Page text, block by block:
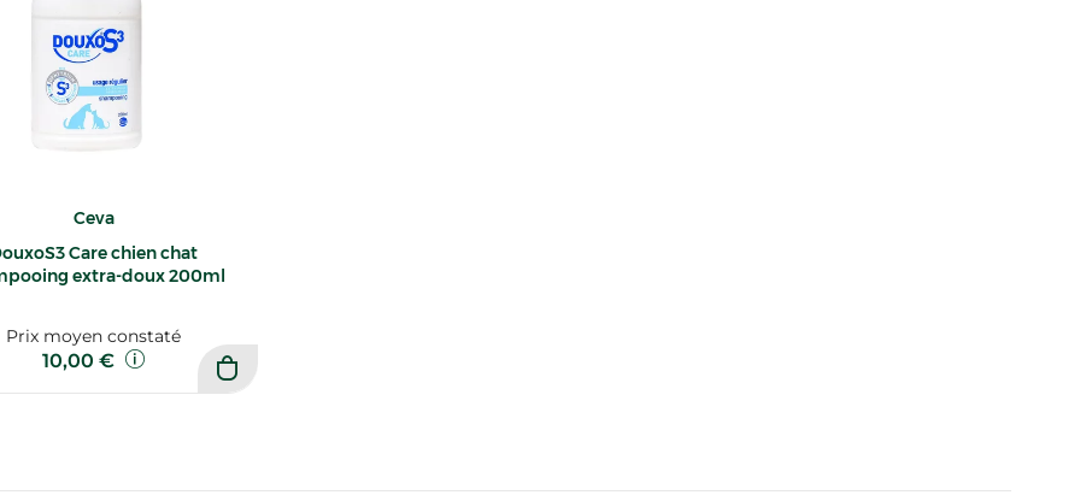
Ceva
Care chien chat
extra-doux 200ml
Prix moyen constaté
10,00 €